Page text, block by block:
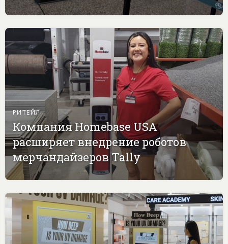
РИТЕЙЛ
Компания Homebase USA
расширяет внедрение роботов
мерчандайзеров Tally